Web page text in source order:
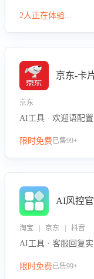
参数咨询等高频场
2人正在体验...
京东-卡
京东
AI工具 · 欢迎语配
限时免费已售99+
AI风控
淘宝 | 京东 | 抖音
AI工具 · 客服回复
限时免费已售99+